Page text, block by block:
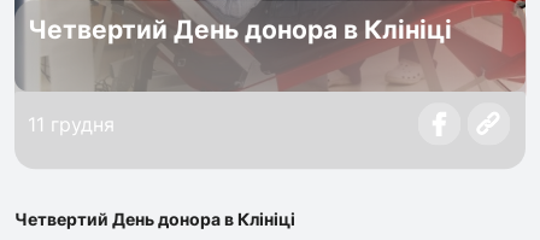
Четвертий День донора в Клініці
11 грудня
Четвертий День донора в Клініці